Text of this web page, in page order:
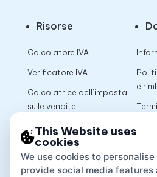
Risorse
Calcolatore IVA
Verificatore IVA
Calcolatrice dell’imposta
sulle vendite
e
This Website uses
cookies
We use cookies to
provide social media features